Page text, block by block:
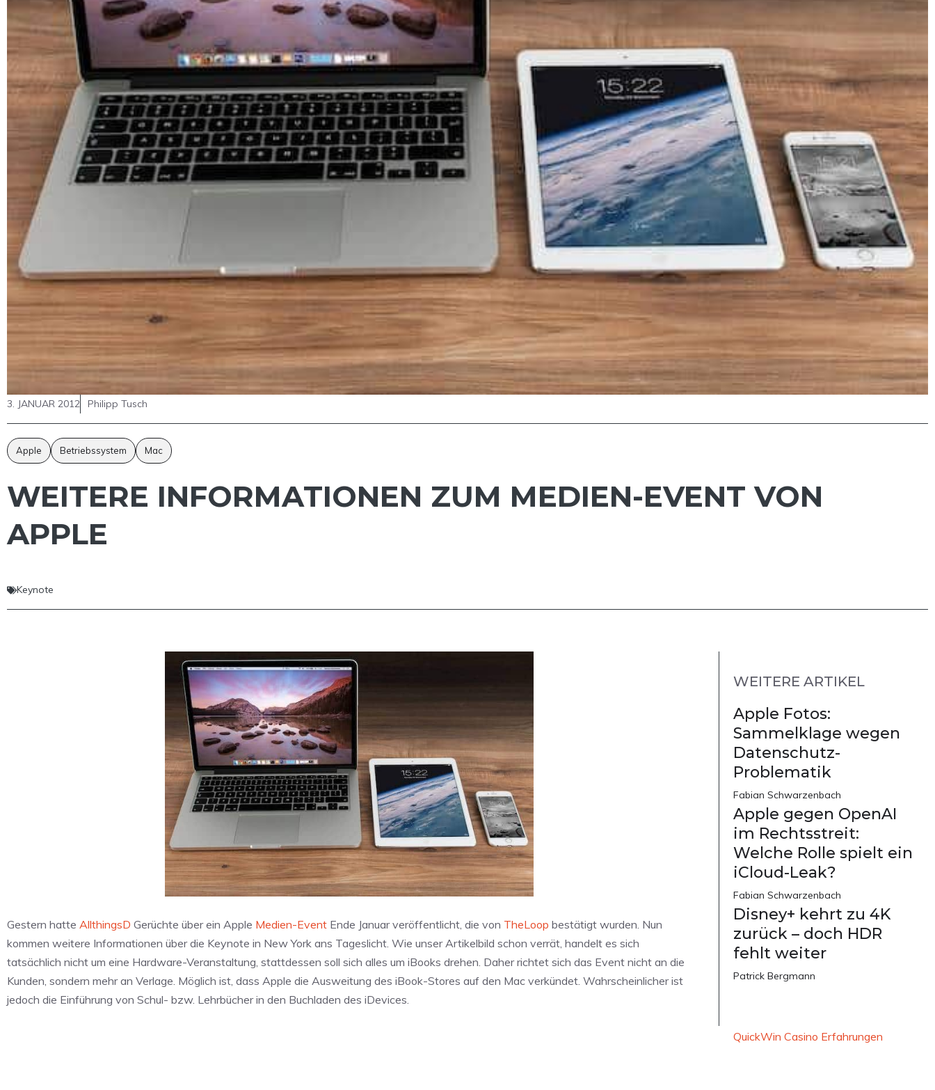
3. JANUAR 2012 Philipp Tusch
Apple Betriebssystem Mac
WEITERE INFORMATIONEN ZUM MEDIEN-EVENT VON
APPLE
Keynote
Gestern hatte AllthingsD Gerüchte über ein Apple Medien-Event Ende Januar veröffentlicht, die von TheLoop bestätigt wurden. Nun
kommen weitere Informationen über die Keynote in New York ans Tageslicht. Wie unser Artikelbild schon verrät, handelt es sich
tatsächlich nicht um eine Hardware-Veranstaltung, stattdessen soll sich alles um iBooks drehen. Daher richtet sich das Event nicht an die
Kunden, sondern mehr an Verlage. Möglich ist, dass Apple die Ausweitung des iBook-Stores auf den Mac verkündet. Wahrscheinlicher ist
jedoch die Einführung von Schul- bzw. Lehrbücher in den Buchladen des iDevices.
WEITERE ARTIKEL
Apple Fotos:
Sammelklage wegen
Datenschutz-
Problematik
Fabian Schwarzenbach
Apple gegen OpenAI
im Rechtsstreit:
Welche Rolle spielt ein
iCloud-Leak?
Fabian Schwarzenbach
Disney+ kehrt zu 4K
zurück – doch HDR
fehlt weiter
Patrick Bergmann
QuickWin Casino Erfahrungen